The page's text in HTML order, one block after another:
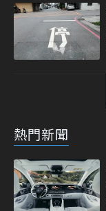
熱門新聞